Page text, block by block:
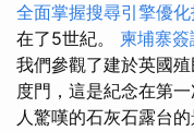
全面掌握搜尋引擎優化
在了5世紀。 柬埔寨簽
我們參觀了建於英國
度門，這是紀念在第
人驚嘆的石灰石露台